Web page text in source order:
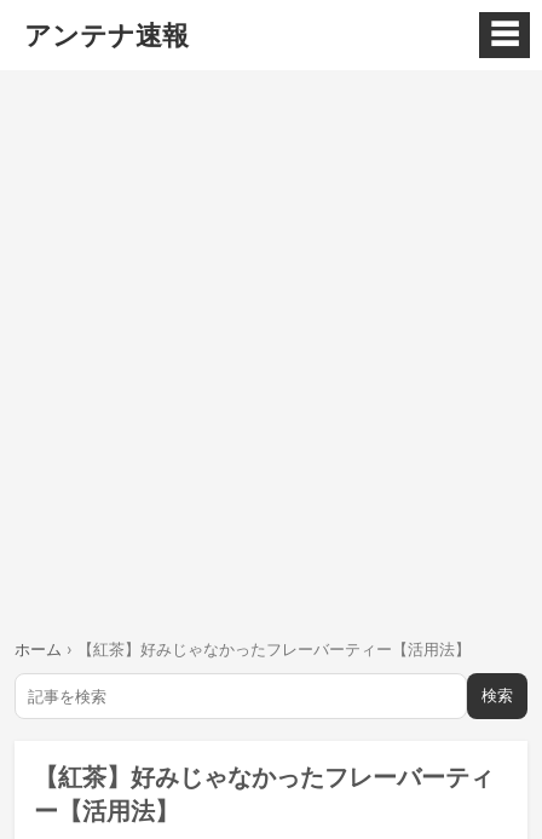
アンテナ速報 ☰
ホーム › 【紅茶】好みじゃなかったフレーバーティー【活用法】
検索
【紅茶】好みじゃなかったフレーバーティ
ー【活用法】